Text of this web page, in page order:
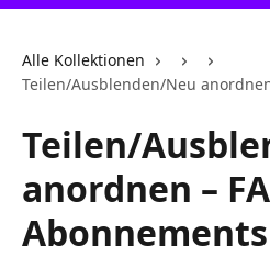
Alle Kollektionen
Teilen/Ausblenden/Neu
Teilen/
anordnen –
Abonnements